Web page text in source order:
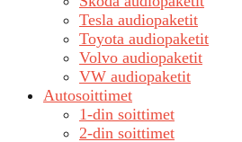
Tesla audiopaketit
Toyota audiopaketit
Volvo audiopaketit
VW audiopaketit
Autosoittimet
1-din soittimet
2-din soittimet